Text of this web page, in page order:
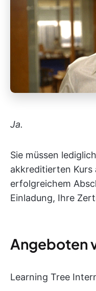
Ja.
Sie müssen
akkreditierten Kurs
erfolgreichem
Einladung, Ihre
Angeboten
Learning Tree